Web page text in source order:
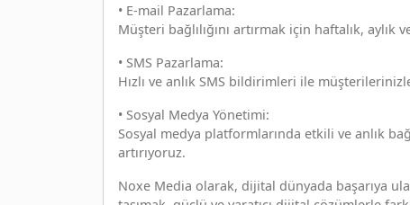
• E-mail Pazarlama:
Müşteri bağlılığını artırmak için haftalık,
• SMS Pazarlama:
Hızlı ve anlık SMS bildirimleri ile
• Sosyal Medya Yönetimi:
Sosyal medya platformlarında etkili ve anlık
artırıyoruz.
Noxe Media olarak, dijital dünyada başarıya